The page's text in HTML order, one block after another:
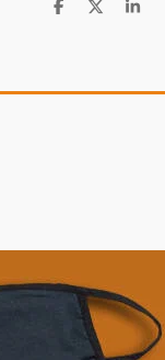
S
S
S